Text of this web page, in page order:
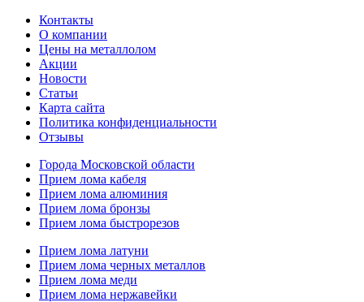
Контакты
О компании
Цены на металлолом
Акции
Новости
Статьи
Карта сайта
Политика конфиденциальности
Отзывы
Города Московской области
Прием лома кабеля
Прием лома алюминия
Прием лома бронзы
Прием лома быстрорезов
Прием лома латуни
Прием лома черных металлов
Прием лома меди
Прием лома нержавейки